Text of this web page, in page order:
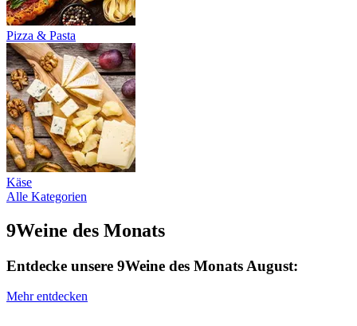
Pizza & Pasta
Käse
Alle Kategorien
9Weine des Monats
Entdecke unsere 9Weine des Monats August:
Mehr entdecken